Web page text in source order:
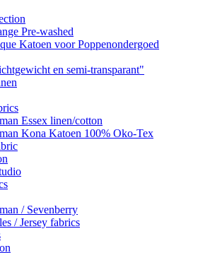
Pre-washed
Katoen voor Poppenondergoed
en semi-transparant"
Essex linen/cotton
Kona Katoen 100% Oko-Tex
/ Sevenberry
/ Jersey fabrics